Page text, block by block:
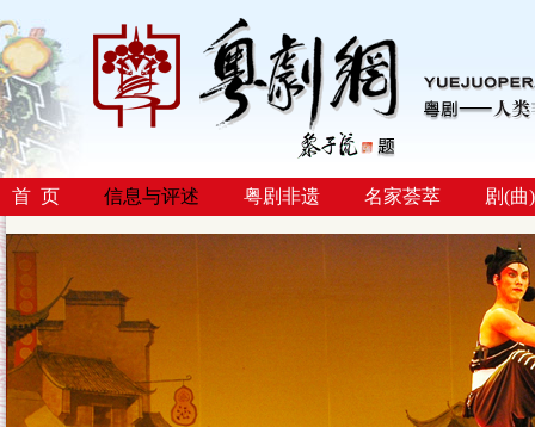
首 页 信息与评述 粤剧非遗 名家荟萃 剧(曲